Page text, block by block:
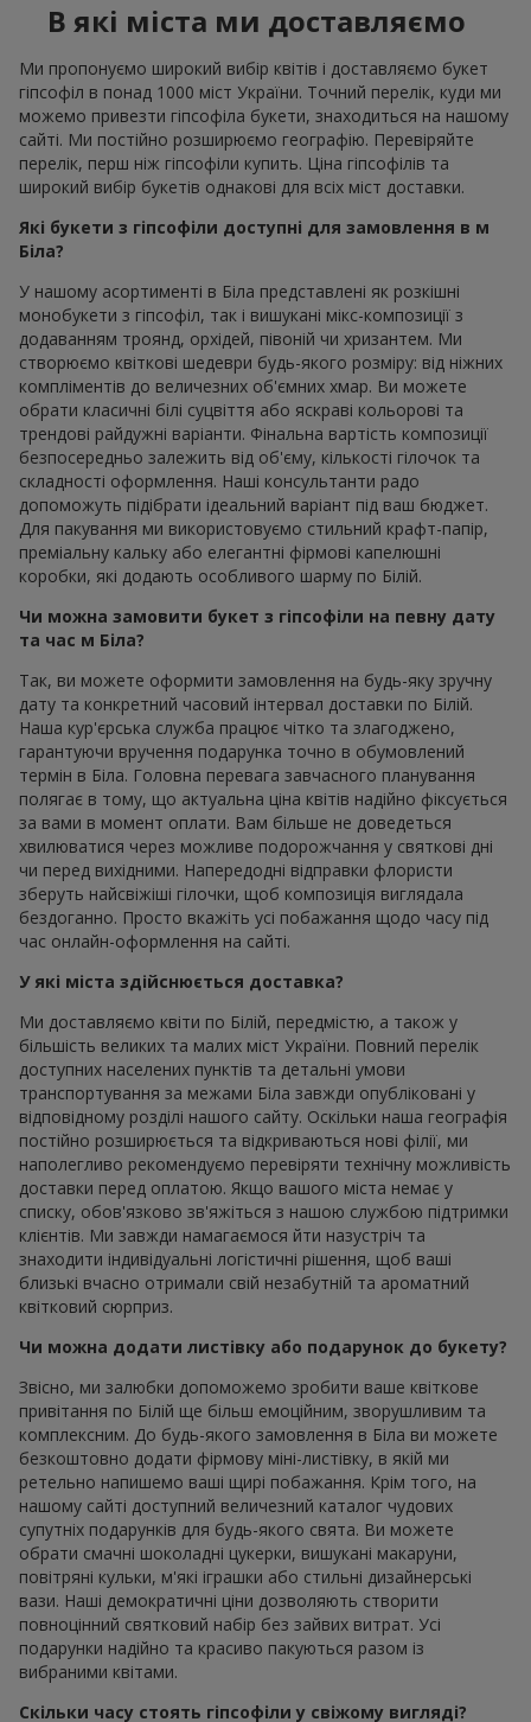
В які міста ми доставляємо
Ми пропонуємо широкий вибір квітів і доставляємо букет
гіпсофіл в понад 1000 міст України. Точний перелік, куди ми
можемо привезти гіпсофіла букети, знаходиться на нашому
сайті. Ми постійно розширюємо географію. Перевіряйте
перелік, перш ніж гіпсофіли купить. Ціна гіпсофілів та
широкий вибір букетів однакові для всіх міст доставки.
Які букети з гіпсофіли доступні для замовлення в м
Біла?
У нашому асортименті в Біла представлені як розкішні
монобукети з гіпсофіл, так і вишукані мікс-композиції з
додаванням троянд, орхідей, півоній чи хризантем. Ми
створюємо квіткові шедеври будь-якого розміру: від ніжних
компліментів до величезних об'ємних хмар. Ви можете
обрати класичні білі суцвіття або яскраві кольорові та
трендові райдужні варіанти. Фінальна вартість композиції
безпосередньо залежить від об'єму, кількості гілочок та
складності оформлення. Наші консультанти радо
допоможуть підібрати ідеальний варіант під ваш бюджет.
Для пакування ми використовуємо стильний крафт-папір,
преміальну кальку або елегантні фірмові капелюшні
коробки, які додають особливого шарму по Білій.
Чи можна замовити букет з гіпсофіли на певну дату
та час м Біла?
Так, ви можете оформити замовлення на будь-яку зручну
дату та конкретний часовий інтервал доставки по Білій.
Наша кур'єрська служба працює чітко та злагоджено,
гарантуючи вручення подарунка точно в обумовлений
термін в Біла. Головна перевага завчасного планування
полягає в тому, що актуальна ціна квітів надійно фіксується
за вами в момент оплати. Вам більше не доведеться
хвилюватися через можливе подорожчання у святкові дні
чи перед вихідними. Напередодні відправки флористи
зберуть найсвіжіші гілочки, щоб композиція виглядала
бездоганно. Просто вкажіть усі побажання щодо часу під
час онлайн-оформлення на сайті.
У які міста здійснюється доставка?
Ми доставляємо квіти по Білій, передмістю, а також у
більшість великих та малих міст України. Повний перелік
доступних населених пунктів та детальні умови
транспортування за межами Біла завжди опубліковані у
відповідному розділі нашого сайту. Оскільки наша географія
постійно розширюється та відкриваються нові філії, ми
наполегливо рекомендуємо перевіряти технічну можливість
доставки перед оплатою. Якщо вашого міста немає у
списку, обов'язково зв'яжіться з нашою службою підтримки
клієнтів. Ми завжди намагаємося йти назустріч та
знаходити індивідуальні логістичні рішення, щоб ваші
близькі вчасно отримали свій незабутній та ароматний
квітковий сюрприз.
Чи можна додати листівку або подарунок до букету?
Звісно, ми залюбки допоможемо зробити ваше квіткове
привітання по Білій ще більш емоційним, зворушливим та
комплексним. До будь-якого замовлення в Біла ви можете
безкоштовно додати фірмову міні-листівку, в якій ми
ретельно напишемо ваші щирі побажання. Крім того, на
нашому сайті доступний величезний каталог чудових
супутніх подарунків для будь-якого свята. Ви можете
обрати смачні шоколадні цукерки, вишукані макаруни,
повітряні кульки, м'які іграшки або стильні дизайнерські
вази. Наші демократичні ціни дозволяють створити
повноцінний святковий набір без зайвих витрат. Усі
подарунки надійно та красиво пакуються разом із
вибраними квітами.
Скільки часу стоять гіпсофіли у свіжому вигляді?